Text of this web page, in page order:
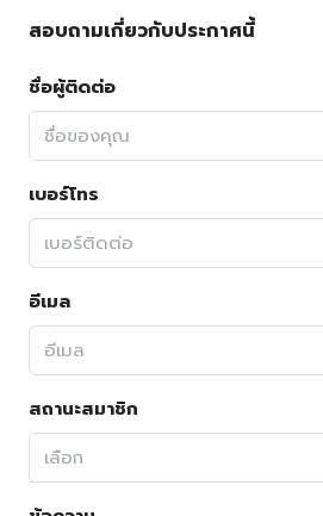
สอบถามเกี่ยวกับประกาศนี้
ชื่อผู้ติดต่อ
เบอร์โทร
อีเมล
สถานะสมาชิก
เลือก